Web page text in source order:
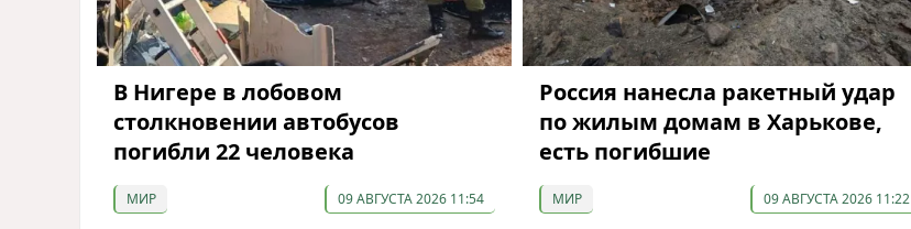
В Нигере в лобовом
столкновении автобусов
погибли 22 человека
МИР 09 АВГУСТА 2026 11:54
Россия нанесла ракетный удар
по жилым домам в Харькове,
есть погибшие
МИР 09 АВГУСТА 2026 11:22